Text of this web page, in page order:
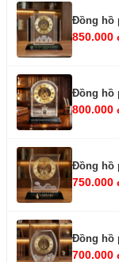
Đồng hồ
850.000
Đồng hồ
800.000
Đồng hồ
750.000
Đồng hồ
700.000